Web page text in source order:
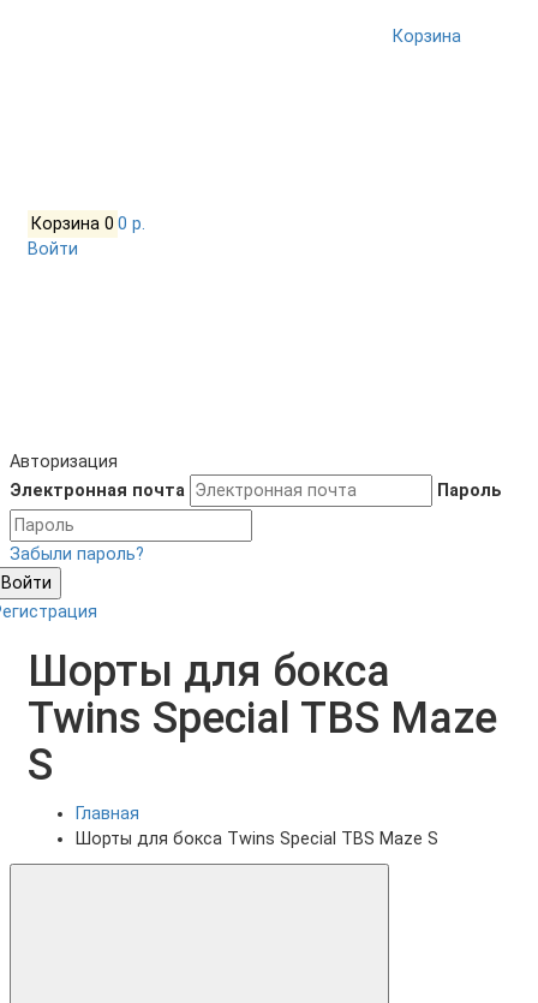
Корзина
Корзина 0 0 р.
Войти
Авторизация
Электронная почта
Пароль
Забыли пароль?
Войти
Шорты для бокса
Twins Special TBS Maze
S
Главная
Шорты для бокса Twins Special TBS Maze S